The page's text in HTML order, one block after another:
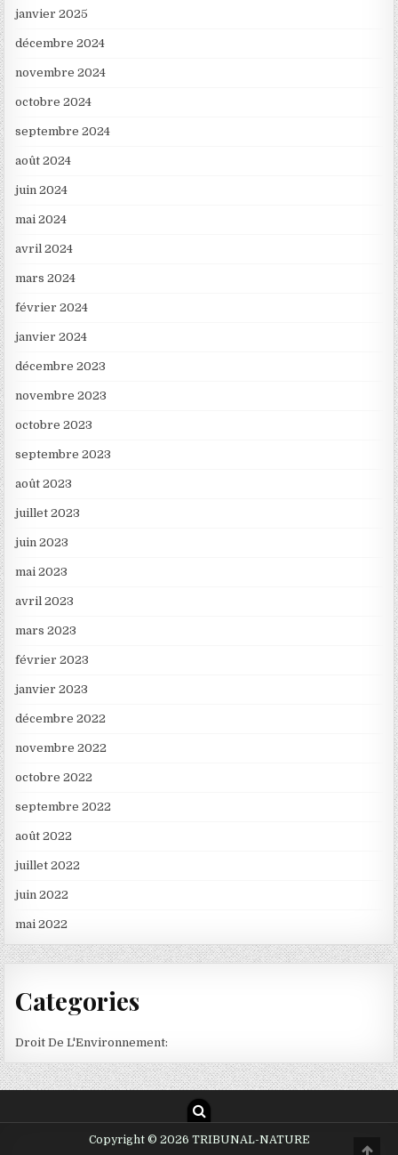
janvier 2025
décembre 2024
novembre 2024
octobre 2024
septembre 2024
août 2024
juin 2024
mai 2024
avril 2024
mars 2024
février 2024
janvier 2024
décembre 2023
novembre 2023
octobre 2023
septembre 2023
août 2023
juillet 2023
juin 2023
mai 2023
avril 2023
mars 2023
février 2023
janvier 2023
décembre 2022
novembre 2022
octobre 2022
septembre 2022
août 2022
juillet 2022
juin 2022
mai 2022
Categories
Droit De L'Environnement:
Copyright © 2026 TRIBUNAL-NATURE